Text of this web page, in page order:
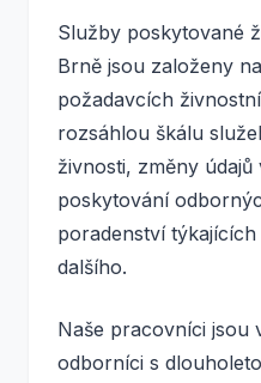
Služby poskytované
Brně jsou založeny
požadavcích
rozsáhlou škálu
živnosti, změny
poskytování
poradenství
dalšího.
Naše pracovníci jsou
odborníci s